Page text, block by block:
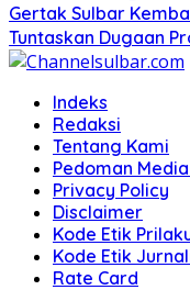
Gertak Sulbar
Tuntaskan Dugaan
Indeks
Redaksi
Tentang Kami
Pedoman
Privacy Policy
Disclaimer
Kode Etik
Kode Etik
Rate Card